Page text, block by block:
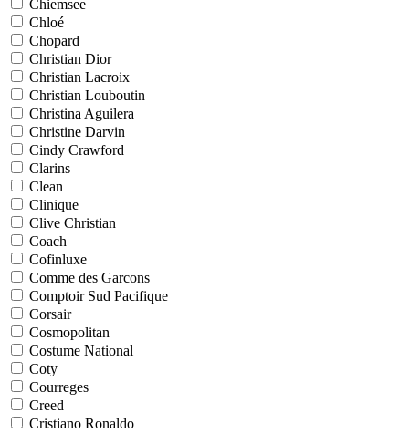
Chiemsee
Chloé
Chopard
Christian Dior
Christian Lacroix
Christian Louboutin
Christina Aguilera
Christine Darvin
Cindy Crawford
Clarins
Clean
Clinique
Clive Christian
Coach
Cofinluxe
Comme des Garcons
Comptoir Sud Pacifique
Corsair
Cosmopolitan
Costume National
Coty
Courreges
Creed
Cristiano Ronaldo